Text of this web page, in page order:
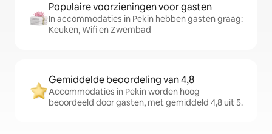
Populaire voorzieningen voor gasten
In accommodaties in Pekin hebben gasten graag:
Keuken, Wifi en Zwembad
Gemiddelde beoordeling van 4,8
Accommodaties in Pekin worden hoog
beoordeeld door gasten, met gemiddeld 4,8 uit 5.